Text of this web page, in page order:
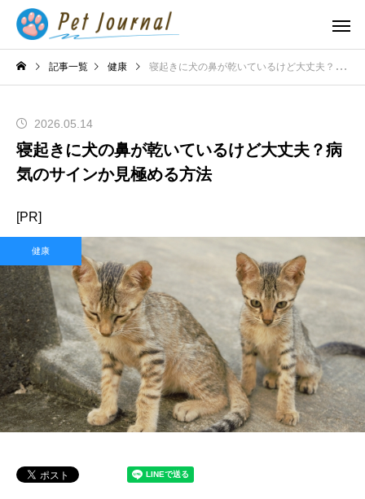
記事一覧 健康 寝起きに犬の鼻が乾いているけど大丈夫？病気のサインか見極める方法
2026.05.14
寝起きに犬の鼻が乾いているけど大丈夫？病
気のサインか見極める方法
[PR]
健康